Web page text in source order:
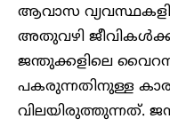
ആവാസ
അതുവഴി
ജന്തുക്കളിലെ
പകരുന്നതിനുള്ള
വിലയിരുത്തുന്നത്.